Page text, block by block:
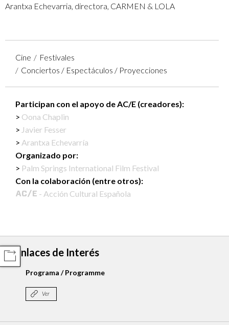
COMPARTIR
Arantxa Echevarria, directora, CARMEN & LOLA
Cine
Festivales
Conciertos / Espectáculos / Proyecciones
Participan con el apoyo de AC/E (creadores):
Oona Chaplin
Javier Fesser
Arantxa Echevarría
Organizado por:
Palm Springs International Film Festival
Con la colaboración (entre otros):
- Acción Cultural Española
Enlaces de Interés
Programa / Programme
Ver